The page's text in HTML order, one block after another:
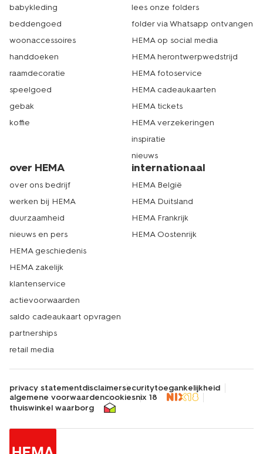
babykleding
beddengoed
woonaccessoires
handdoeken
raamdecoratie
speelgoed
gebak
koffie
lees onze folders
folder via Whatsapp ontvangen
HEMA op social media
HEMA herontwerpwedstrijd
HEMA fotoservice
HEMA cadeaukaarten
HEMA tickets
HEMA verzekeringen
inspiratie
nieuws
over HEMA
over ons bedrijf
werken bij HEMA
duurzaamheid
nieuws en pers
HEMA geschiedenis
HEMA zakelijk
klantenservice
actievoorwaarden
saldo cadeaukaart opvragen
partnerships
retail media
internationaal
HEMA België
HEMA Duitsland
HEMA Frankrijk
HEMA Oostenrijk
privacy statementdisclaimersecuritytoegankelijkheid
algemene voorwaardencookiesnix 18
thuiswinkel waarborg